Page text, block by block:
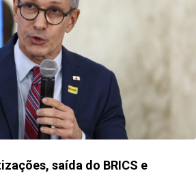
saída do BRICS e